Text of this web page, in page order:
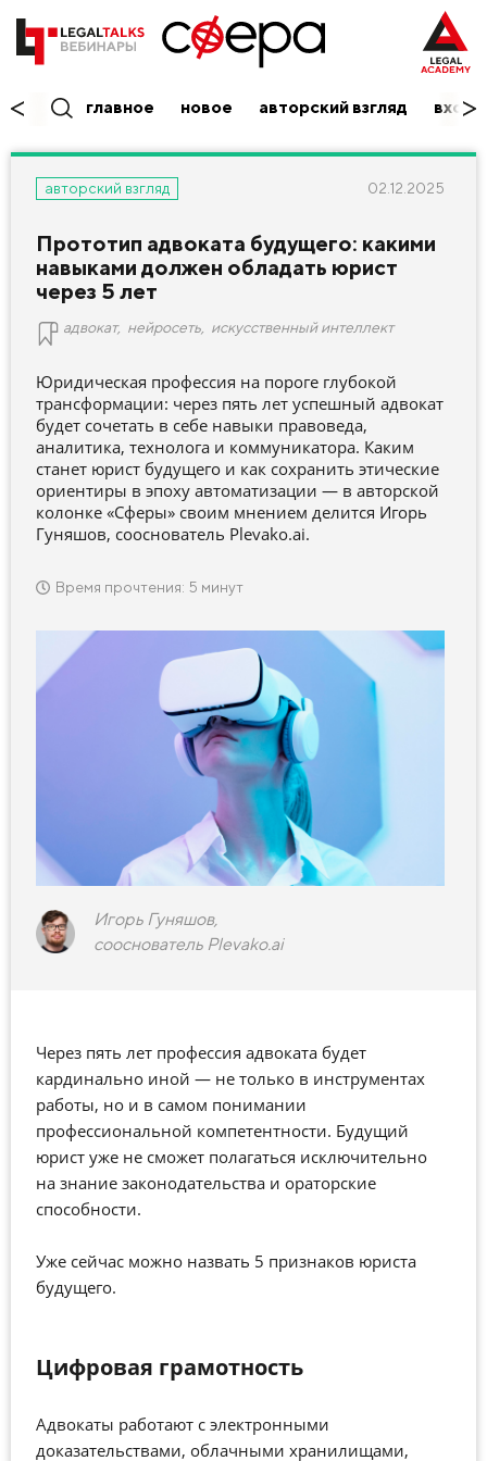
главное новое авторский взгляд вход/
авторский взгляд 02.12.2025
Прототип адвоката будущего: какими
навыками должен обладать юрист
через 5 лет
адвокат, нейросеть искусственный интеллект
Юридическая профессия на пороге глубокой
трансформации: через пять лет успешный адвокат
будет сочетать в себе навыки правоведа,
аналитика, технолога и коммуникатора. Каким
станет юрист будущего и как сохранить этические
ориентиры в эпоху автоматизации — в авторской
колонке «Сферы» своим мнением делится Игорь
Гуняшов, сооснователь Plevako.ai.
Время прочтения: 5 минут
Игорь Гуняшов,
сооснователь Plevako.ai
Через пять лет профессия адвоката будет
кардинально иной — не только в инструментах
работы, но и в самом понимании
профессиональной компетентности. Будущий
юрист уже не сможет полагаться исключительно
на знание законодательства и ораторские
способности.
Уже сейчас можно назвать 5 признаков юриста
будущего.
Цифровая грамотность
Адвокаты работают с электронными
доказательствами, облачными хранилищами,